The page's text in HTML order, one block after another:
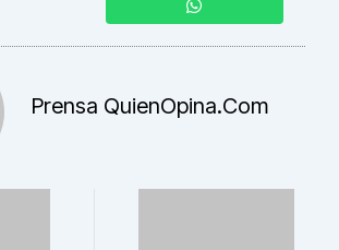
Prensa QuienOpina.com